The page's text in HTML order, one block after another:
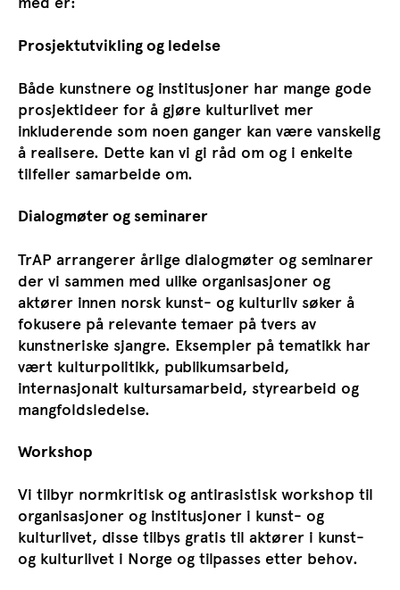
Prosjektutvikling og ledelse
Både kunstnere og institusjoner har mange gode
prosjektideer for å gjøre kulturlivet mer
inkluderende som noen ganger kan være vanskelig
å realisere. Dette kan vi gi råd om og i enkelte
tilfeller samarbeide om.
Dialogmøter og seminarer
TrAP arrangerer årlige dialogmøter og seminarer
der vi sammen med ulike organisasjoner og
aktører innen norsk kunst- og kulturliv søker å
fokusere på relevante temaer på tvers av
kunstneriske sjangre. Eksempler på tematikk har
vært kulturpolitikk, publikumsarbeid,
internasjonalt kultursamarbeid, styrearbeid og
mangfoldsledelse.
Workshop
Vi tilbyr normkritisk og antirasistisk workshop til
organisasjoner og institusjoner i kunst- og
kulturlivet, disse tilbys gratis til aktører i kunst-
og kulturlivet i Norge og tilpasses etter behov.